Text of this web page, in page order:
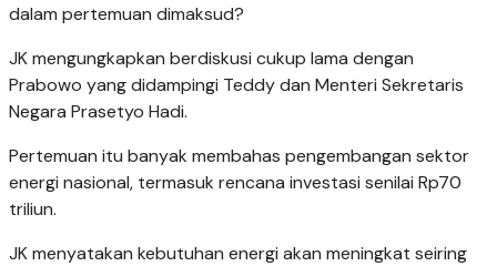
dalam pertemuan dimaksud?
JK mengungkapkan berdiskusi cukup lama dengan
Prabowo yang didampingi Teddy dan Menteri Sekretaris
Negara Prasetyo Hadi.
Pertemuan itu banyak membahas pengembangan sektor
energi nasional, termasuk rencana investasi senilai Rp70
triliun.
JK menyatakan kebutuhan energi akan meningkat seiring